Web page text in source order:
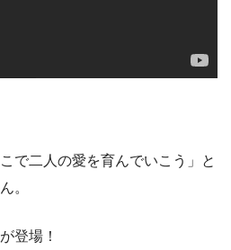
で二人の愛を育んでいこう」と
。
登場！